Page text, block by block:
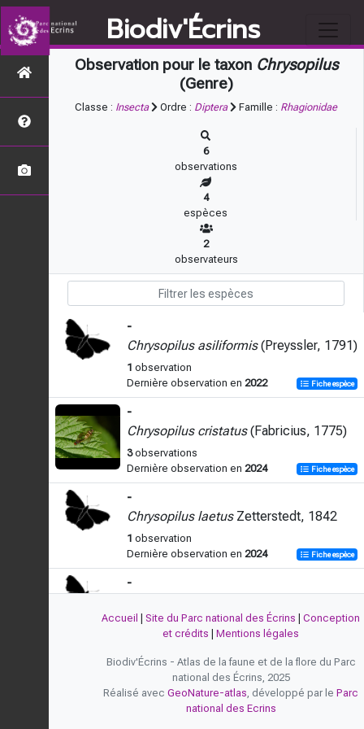
Biodiv'Écrins
Observation pour le taxon Chrysopilus
(Genre)
Classe : Insecta Ordre : Diptera Famille : Rhagionidae
6
observations
4
espèces
2
observateurs
-
Chrysopilus asiliformis(Preyssler, 1791)
1 observation
Dernière observation en 2022 Fiche espèce
-
Chrysopilus cristatus(Fabricius, 1775)
3observations
Dernière observation en 2024 Fiche espèce
-
Chrysopilus laetusZetterstedt, 1842
1 observation
Dernière observation en 2024 Fiche espèce
-
1observation
Dernière observation en2024
Accueil Site du Parc national des Écrins
Conception
et crédits
Mentions légales
Biodiv'Écrins - Atlas de la faune et de la flore du Parc
national des Écrins, 2025
Réalisé avec GeoNature-atlas, développé par le Parc
national des Ecrins